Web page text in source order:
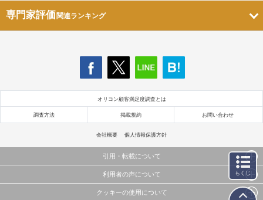
専門家評価関連ランキング
オリコン顧客満足度調査とは
調査方法 掲載規約 お問い合わせ
会社概要 個人情報保護方針
引用・転載について
当サイトで公開されている情報（文字、写真、イラスト、画像データ等）及びこれらの配置・
これらの情報を権利者の許可なく無断転載・複製などの二次利用を行うことは固く禁じており
利用者の声について
当サイトに掲載している内容はすべてサービスの利用者が提出された見解・感想です。
クッキーの使用について
もくじ